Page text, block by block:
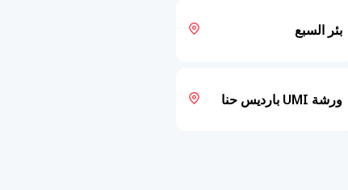
بئر السبع
ورشة UMI بارديس حنا